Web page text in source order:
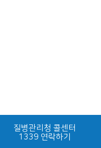
질병관리청 콜센터
1339 연락하기